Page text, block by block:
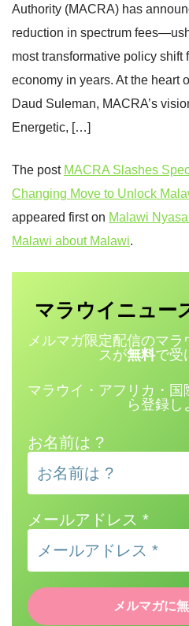
Authority (MACRA) has
reduction in spectrum
most transformative policy shift
economy in years. At the heart
Daud Suleman, MACRA’s
Energetic, […]
The post MACRA Slashes
Changing Move to Unlock
appeared first on Malawi
Malawi about Malawi.
マラウイニュー
メルマガ限定配信のマ
スが無料で受
マラウイ・アフリカ・国
ら登録し
お名前は ?
メールアドレス *